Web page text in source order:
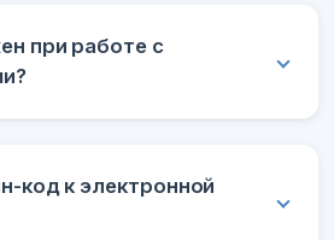
при работе с
код к электронной